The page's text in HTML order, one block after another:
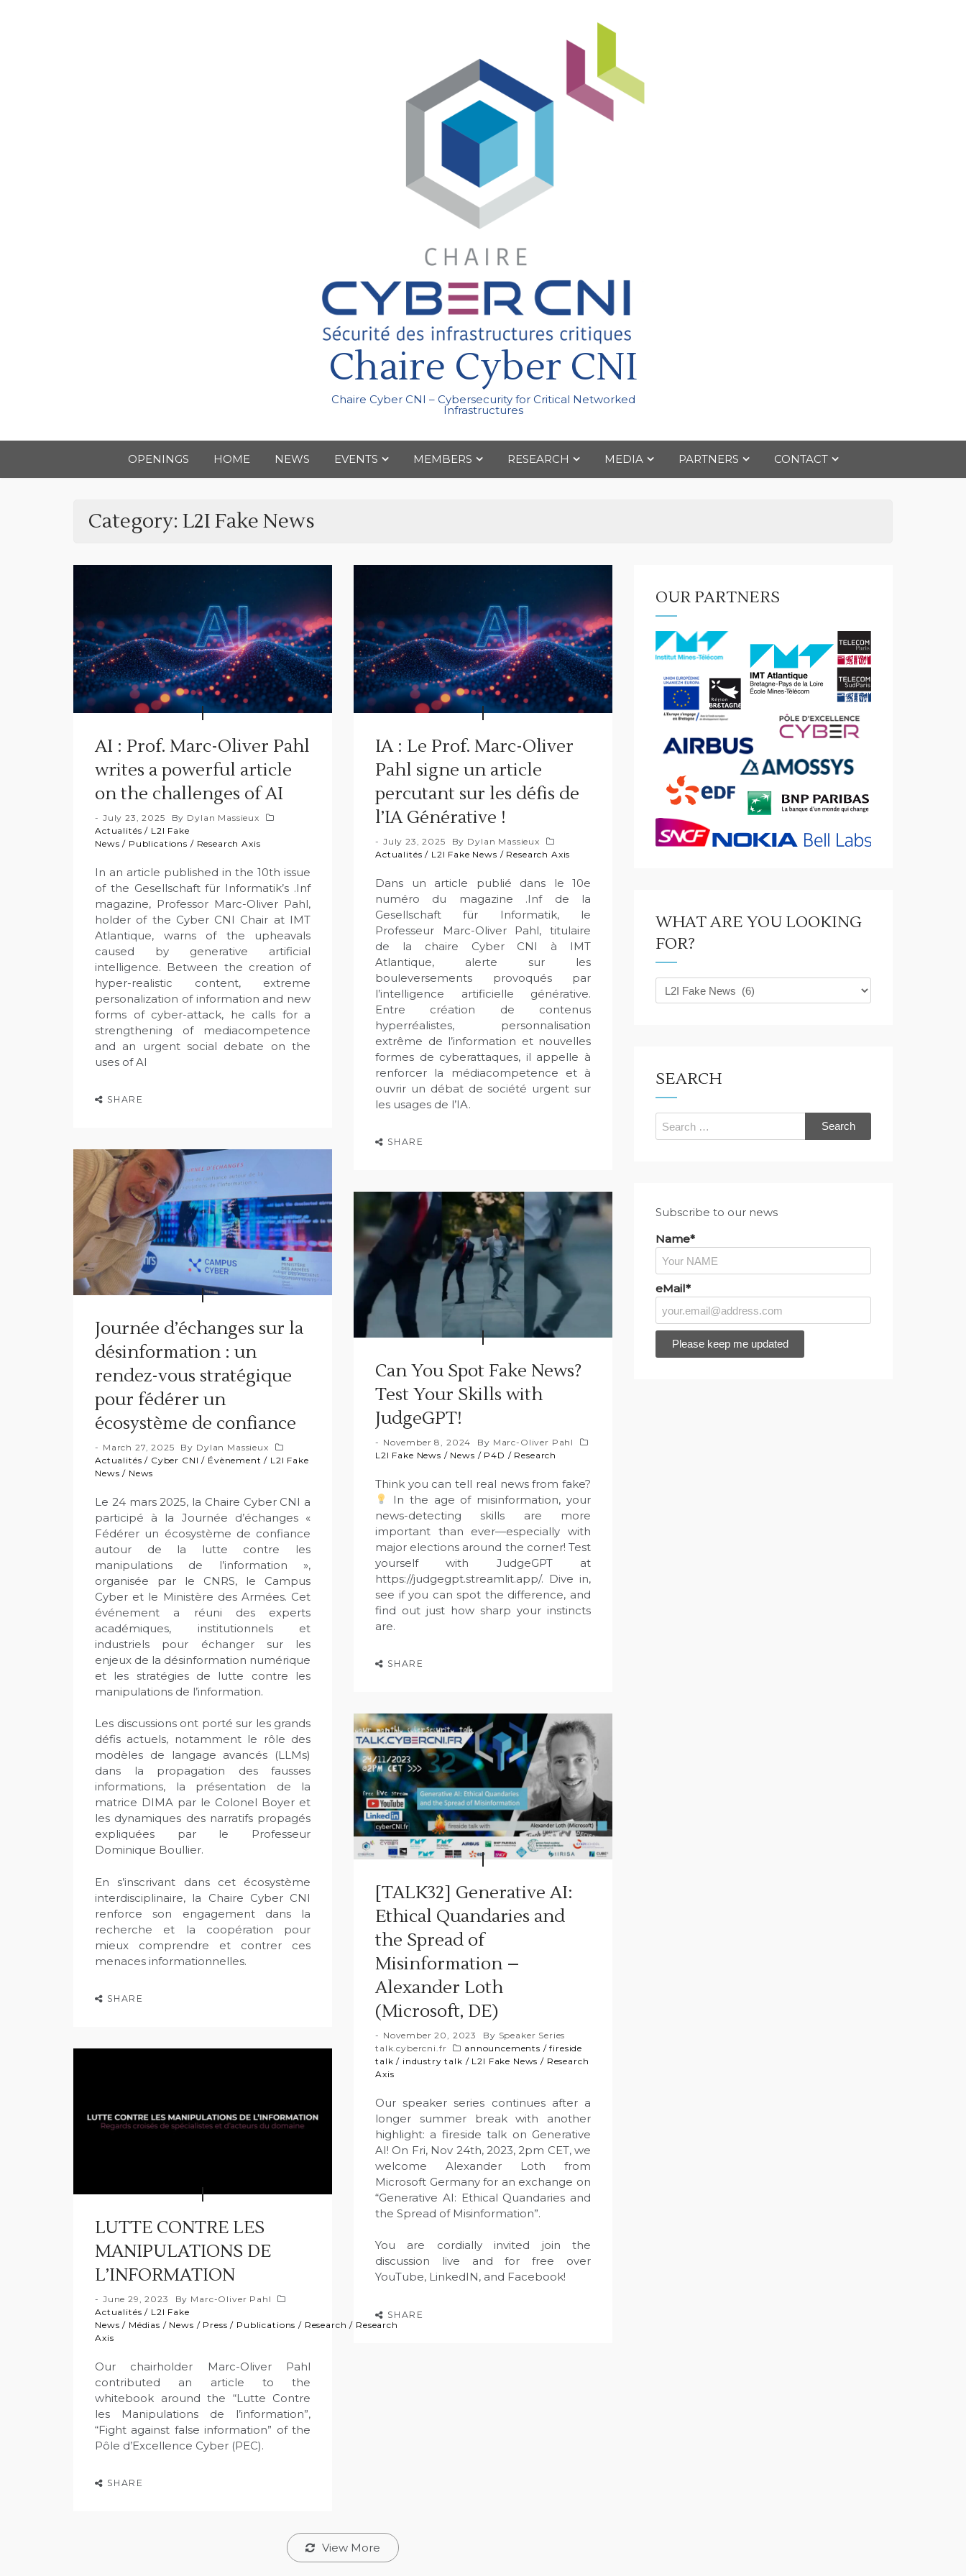
Chaire Cyber CNI
Chaire Cyber CNI – Cybersecurity for Critical Networked
Infrastructures
OPENINGS HOME NEWS EVENTS MEMBERS RESEARCH MEDIA PARTNERS CONTACT
Category: L2I Fake News
AI : Prof. Marc-Oliver Pahl
writes a powerful article
on the challenges of AI
July 23, 2025 By Dylan Massieux
Actualités / L2I Fake
News / Publications / Research Axis
In an article published in the 10th issue
of the Gesellschaft für Informatik’s .Inf
magazine, Professor Marc-Oliver Pahl,
holder of the Cyber CNI Chair at IMT
Atlantique, warns of the upheavals
caused by generative artificial
intelligence. Between the creation of
hyper-realistic content, extreme
personalization of information and new
forms of cyber-attack, he calls for a
strengthening of mediacompetence
and an urgent social debate on the
uses of AI
SHARE
IA : Le Prof. Marc-Oliver
Pahl signe un article
percutant sur les défis de
l’IA Générative !
July 23, 2025 By Dylan Massieux
Actualités / L2I Fake News / Research Axis
Dans un article publié dans le 10e
numéro du magazine .Inf de la
Gesellschaft für Informatik, le
Professeur Marc-Oliver Pahl, titulaire
de la chaire Cyber CNI à IMT
Atlantique, alerte sur les
bouleversements provoqués par
l’intelligence artificielle générative.
Entre création de contenus
hyperréalistes, personnalisation
extrême de l’information et nouvelles
formes de cyberattaques, il appelle à
renforcer la médiacompetence et à
ouvrir un débat de société urgent sur
les usages de l’IA.
SHARE
Journée d’échanges sur la
désinformation : un
rendez-vous stratégique
pour fédérer un
écosystème de confiance
March 27, 2025 By Dylan Massieux
Actualités / Cyber CNI / Évènement / L2I Fake
News / News
Le 24 mars 2025, la Chaire Cyber CNI a
participé à la Journée d’échanges «
Fédérer un écosystème de confiance
autour de la lutte contre les
manipulations de l’information »,
organisée par le CNRS, le Campus
Cyber et le Ministère des Armées. Cet
événement a réuni des experts
académiques, institutionnels et
industriels pour échanger sur les
enjeux de la désinformation numérique
et les stratégies de lutte contre les
manipulations de l’information.
Les discussions ont porté sur les grands
défis actuels, notamment le rôle des
modèles de langage avancés (LLMs)
dans la propagation des fausses
informations, la présentation de la
matrice DIMA par le Colonel Boyer et
les dynamiques des narratifs propagés
expliquées par le Professeur
Dominique Boullier.
En s’inscrivant dans cet écosystème
interdisciplinaire, la Chaire Cyber CNI
renforce son engagement dans la
recherche et la coopération pour
mieux comprendre et contrer ces
menaces informationnelles.
SHARE
Can You Spot Fake News?
Test Your Skills with
JudgeGPT!
November 8, 2024 By Marc-Oliver Pahl
L2I Fake News / News / P4D / Research
Think you can tell real news from fake?
In the age of misinformation, your
news-detecting skills are more
important than ever—especially with
major elections around the corner! Test
yourself with JudgeGPT at
https://judgegpt.streamlit.app/. Dive in,
see if you can spot the difference, and
find out just how sharp your instincts
are.
SHARE
[TALK32] Generative AI:
Ethical Quandaries and
the Spread of
Misinformation –
Alexander Loth
(Microsoft, DE)
November 20, 2023 By Speaker Series
talk.cybercni.fr
announcements /fireside
talk / industry talk / L2I Fake News / Research
Axis
Our speaker series continues after a
longer summer break with another
highlight: a fireside talk on Generative
AI! On Fri, Nov 24th, 2023, 2pm CET, we
welcome Alexander Loth from
Microsoft Germany for an exchange on
“Generative AI: Ethical Quandaries and
the Spread of Misinformation”.
You are cordially invited join the
discussion live and for free over
YouTube, LinkedIN, and Facebook!
SHARE
LUTTE CONTRE LES
MANIPULATIONS DE
L’INFORMATION
June 29, 2023 By Marc-Oliver Pahl
Actualités / L2I Fake
News / Médias / News / Press / Publications / Research / Research
Axis
Our chairholder Marc-Oliver Pahl
contributed an article to the
whitebook around the “Lutte Contre
les Manipulations de l’information”,
“Fight against false information” of the
Pôle d’Excellence Cyber (PEC).
SHARE
View More
OUR PARTNERS
WHAT ARE YOU LOOKING
FOR?
What
are
SEARCH
Search
for:
Subscribe to our news
Name*
eMail*